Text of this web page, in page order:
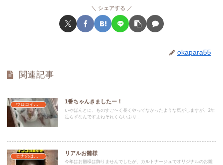
シェアする
okapara55
関連記事
ウロコインコのなはし
1番ちゃんきましたー！
いやほんとに、ものすご〜く長くやってなかったような気がしますが、2年
足らずなんですよねそれくらいぶり...
リアルお雛様
今年はお雛様は飾りませんでしたが、カルトナージュでオリジナルのお雛